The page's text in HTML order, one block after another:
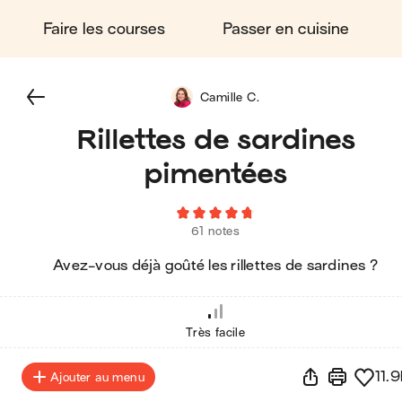
Faire les courses Passer en cuisine
Rillettes de sardines
pimentées
61 notes
Avez-vous déjà goûté les rillettes de sardines ?
Camille C.
Très facile
Ajouter au menu